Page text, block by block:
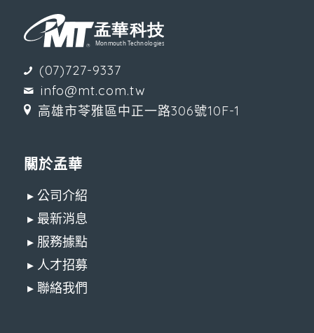
(07)727-9337
info@mt.com.tw
高雄市苓雅區中正一路306號10F-1
關於孟華
▸ 公司介紹
▸ 最新消息
▸ 服務據點
▸ 人才招募
▸ 聯絡我們